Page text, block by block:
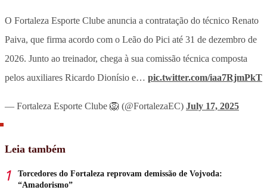
O Fortaleza Esporte Clube anuncia a contratação do técnico Renato
Paiva, que firma acordo com o Leão do Pici até 31 de dezembro de
2026. Junto ao treinador, chega à sua comissão técnica composta
pelos auxiliares Ricardo Dionísio e… pic.twitter.com/iaa7RjmPkT
— Fortaleza Esporte Clube 🦁 (@FortalezaEC) July 17, 2025
Leia também
Torcedores do Fortaleza reprovam demissão de Vojvoda:
“Amadorismo”